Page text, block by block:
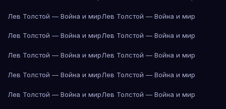
Лев Толстой — Война и мирЛев Толстой — Война и мир
Лев Толстой — Война и мирЛев Толстой — Война и мир
Лев Толстой — Война и мирЛев Толстой — Война и мир
Лев Толстой — Война и мирЛев Толстой — Война и мир
Лев Толстой — Война и мирЛев Толстой — Война и мир